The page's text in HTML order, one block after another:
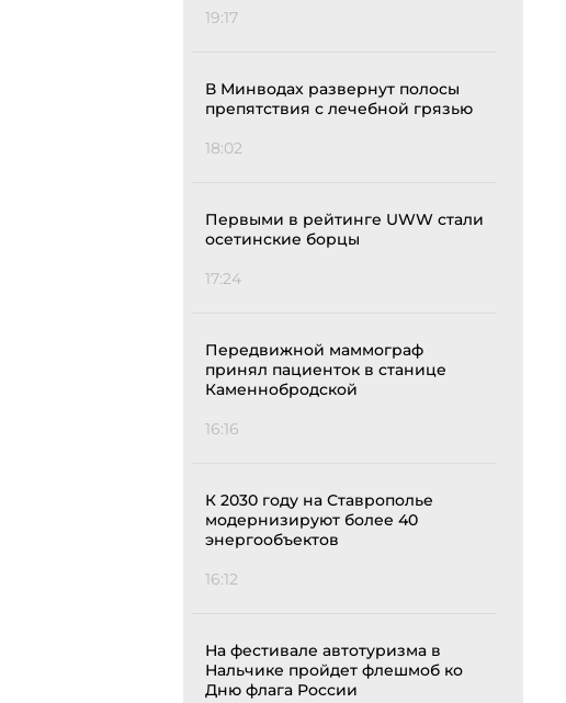
19:17
В Минводах развернут полосы
препятствия с лечебной грязью
18:02
Первыми в рейтинге UWW стали
осетинские борцы
17:24
Передвижной маммограф
принял пациенток в станице
Каменнобродской
16:16
К 2030 году на Ставрополье
модернизируют более 40
энергообъектов
16:12
На фестивале автотуризма в
Нальчике пройдет флешмоб ко
Дню флага России